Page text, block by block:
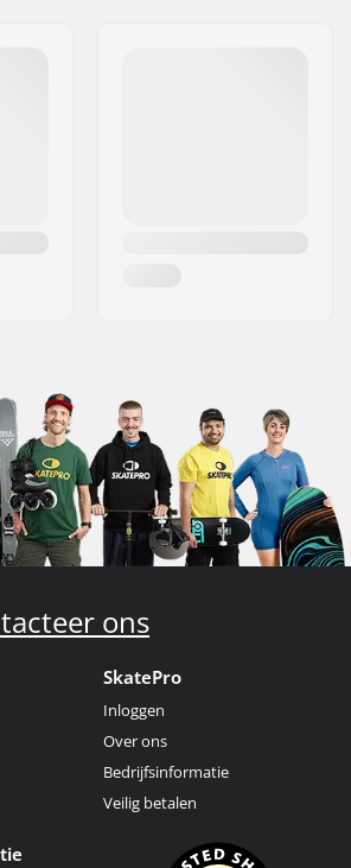
ons
SkatePro
Inloggen
Over ons
Bedrijfsinformatie
Veilig betalen